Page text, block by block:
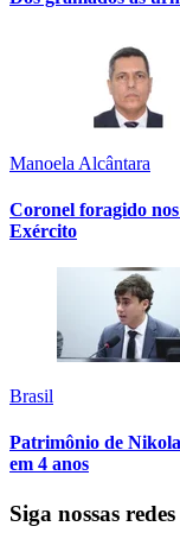
Manoela Alcântara
Coronel foragido
Exército
Brasil
Patrimônio de
em 4 anos
Siga nossas redes